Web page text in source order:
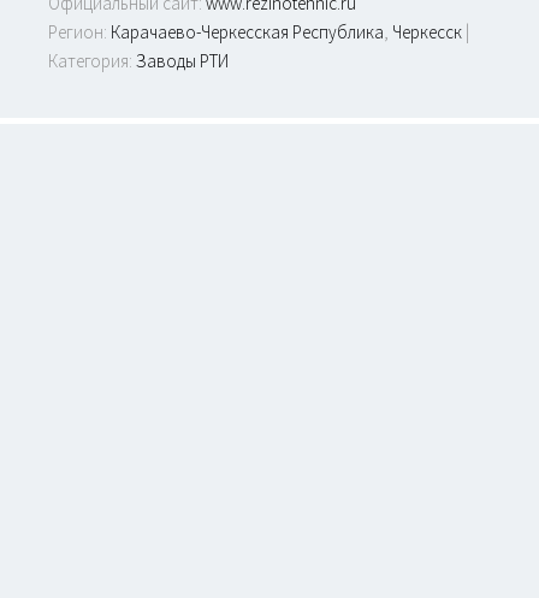
Регион: Карачаево-Черкесская Республика, Черкесск
Категория: Заводы РТИ